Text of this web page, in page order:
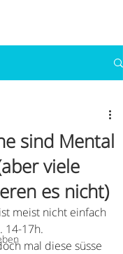
sind Mental
viele
es nicht)
meist nicht einfach
14-17h.
mal diese süsse